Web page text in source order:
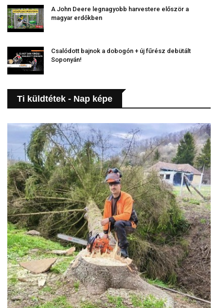
A John Deere legnagyobb harvestere először a
magyar erdőkben
Csalódott bajnok a dobogón + új fűrész debütált
Soponyán!
Ti küldtétek - Nap képe